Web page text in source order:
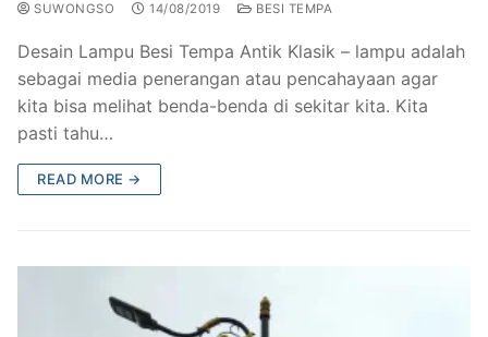
SUWONGSO 14/08/2019 BESI TEMPA
Desain Lampu Besi Tempa Antik Klasik – lampu adalah
sebagai media penerangan atau pencahayaan agar
kita bisa melihat benda-benda di sekitar kita. Kita
pasti tahu…
READ MORE →